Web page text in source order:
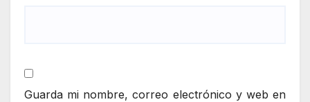
Guarda mi nombre, correo electrónico y web en